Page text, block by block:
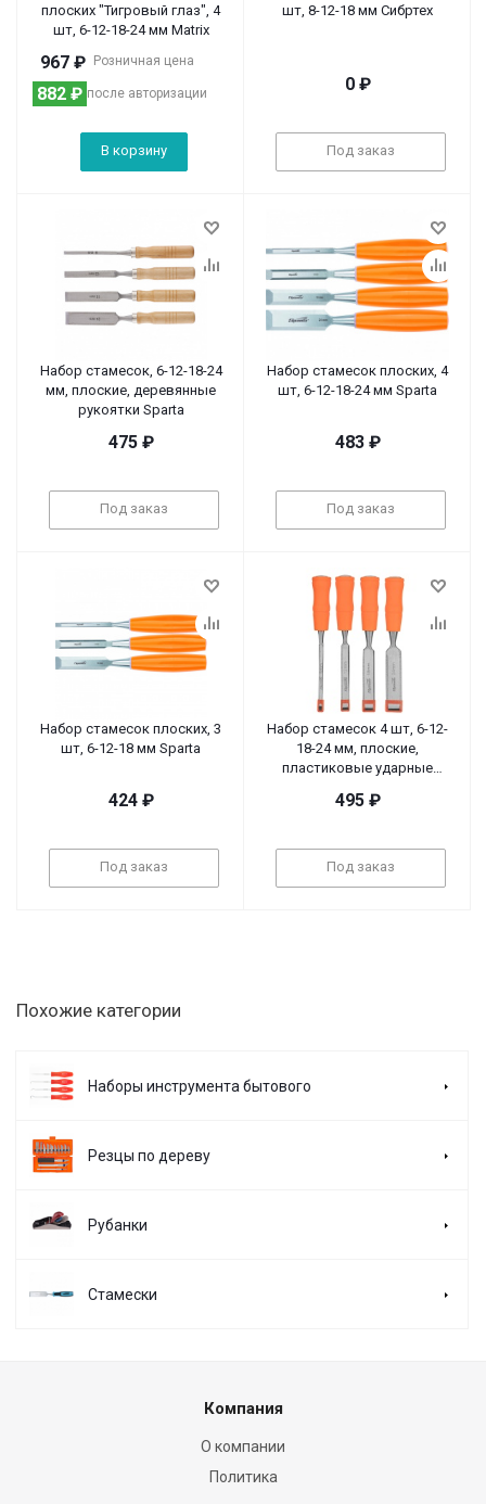
плоских "Тигровый глаз", 4
шт, 6-12-18-24 мм Matrix
Розничная цена
967 ₽
после авторизации
882 ₽
В корзину
шт, 8-12-18 мм Сибртех
0₽
Под заказ
Набор стамесок, 6-12-18-24
мм, плоские, деревянные
рукоятки Sparta
475₽
Под заказ
Набор стамесок плоских, 4
шт, 6-12-18-24 мм Sparta
483₽
Под заказ
Набор стамесок плоских, 3
шт, 6-12-18 мм Sparta
424₽
Под заказ
Набор стамесок 4 шт, 6-12-
18-24 мм, плоские,
пластиковые ударные
495₽
Под заказ
Похожие категории
Наборы инструмента бытового
Резцы по дереву
Рубанки
Стамески
Компания
О компании
Политика